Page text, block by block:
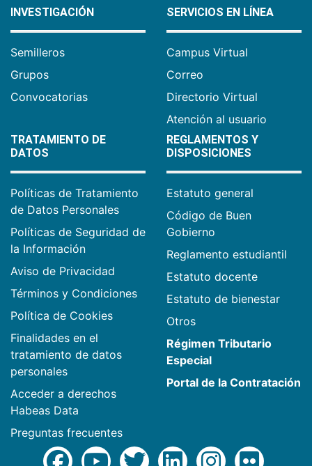
INVESTIGACIÓN
Semilleros
Grupos
Convocatorias
SERVICIOS EN LÍNEA
Campus Virtual
Correo
Directorio Virtual
Atención al usuario
TRATAMIENTO DE
DATOS
Políticas de Tratamiento
de Datos Personales
Políticas de Seguridad de
la Información
Aviso de Privacidad
Términos y Condiciones
Política de Cookies
Finalidades en el
tratamiento de datos
personales
Acceder a derechos
Habeas Data
Preguntas frecuentes
REGLAMENTOS Y
DISPOSICIONES
Estatuto general
Código de Buen
Gobierno
Reglamento estudiantil
Estatuto docente
Estatuto de bienestar
Otros
Régimen Tributario
Especial
Portal de la Contratación